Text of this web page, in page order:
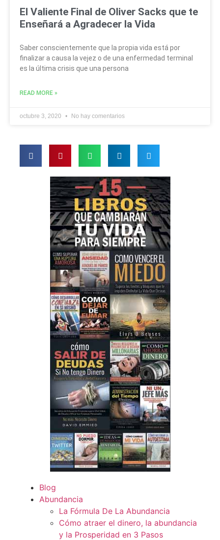
El Valiente Final de Oliver Sacks que te
Enseñará a Agradecer la Vida
Saber conscientemente que la propia vida está por
finalizar a causa la vejez o de una enfermedad terminal
es la última crisis que una persona
READ MORE »
octubre 3, 2020 No hay comentarios
Blog
Abundancia
La Fórmula De La Abundancia
Cómo atraer el dinero, la abundancia
y la Prosperidad en 3 Pasos